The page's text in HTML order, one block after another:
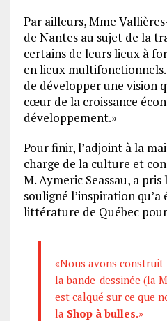
Par ailleurs, Mme
de Nantes au sujet de la
certains de leurs lieux à
en lieux
de développer une vision
cœur de la croissance
développement.»
Pour finir, l’adjoint à la
charge de la culture et
M. Aymeric Seassau, a
souligné l’inspiration qu’a
littérature de Québec
«Nous avons
la bande-dessinée (la
est calqué sur ce que
la Shop à bulles.»